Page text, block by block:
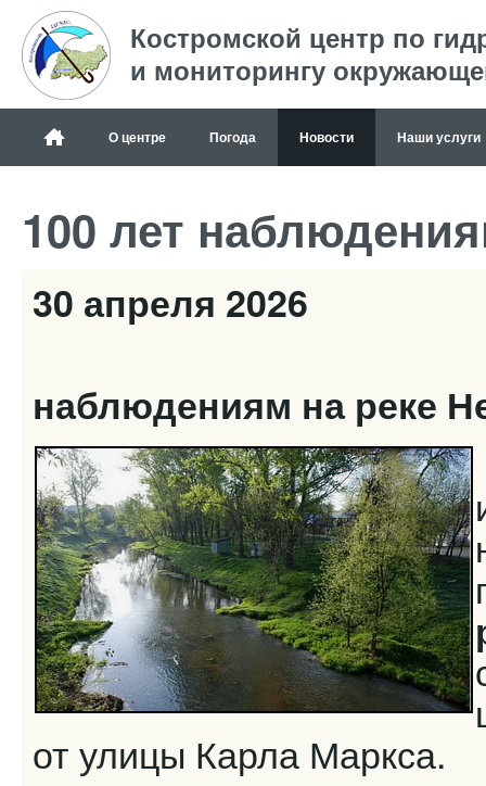
Костромской центр по
и мониторингу
О центре Погода Новости Наши услуги
100 лет
30 апреля 2026
наблюдениям на реке
от улицы Карла Маркса.